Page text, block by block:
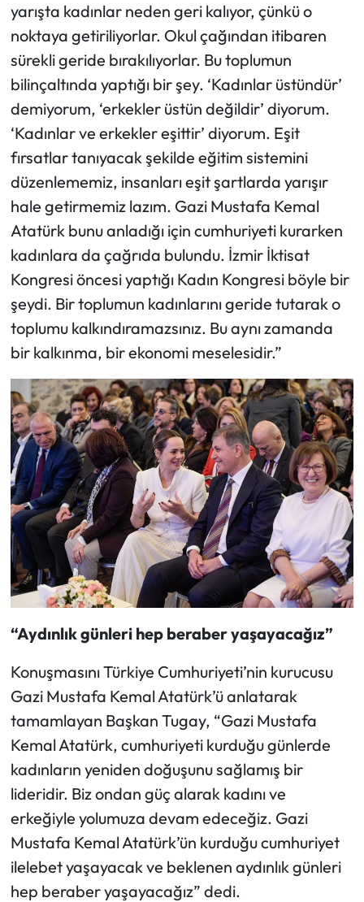
yarışta kadınlar neden geri kalıyor, çünkü o
noktaya getiriliyorlar. Okul çağından itibaren
sürekli geride bırakılıyorlar. Bu toplumun
bilinçaltında yaptığı bir şey. ‘Kadınlar üstündür’
demiyorum, ‘erkekler üstün değildir’ diyorum.
‘Kadınlar ve erkekler eşittir’ diyorum. Eşit
fırsatlar tanıyacak şekilde eğitim sistemini
düzenlememiz, insanları eşit şartlarda yarışır
hale getirmemiz lazım. Gazi Mustafa Kemal
Atatürk bunu anladığı için cumhuriyeti kurarken
kadınlara da çağrıda bulundu. İzmir İktisat
Kongresi öncesi yaptığı Kadın Kongresi böyle bir
şeydi. Bir toplumun kadınlarını geride tutarak o
toplumu kalkındıramazsınız. Bu aynı zamanda
bir kalkınma, bir ekonomi meselesidir.”
“Aydınlık günleri hep beraber yaşayacağız”
Konuşmasını Türkiye Cumhuriyeti’nin kurucusu
Gazi Mustafa Kemal Atatürk’ü anlatarak
tamamlayan Başkan Tugay, “Gazi Mustafa
Kemal Atatürk, cumhuriyeti kurduğu günlerde
kadınların yeniden doğuşunu sağlamış bir
lideridir. Biz ondan güç alarak kadını ve
erkeğiyle yolumuza devam edeceğiz. Gazi
Mustafa Kemal Atatürk’ün kurduğu cumhuriyet
ilelebet yaşayacak ve beklenen aydınlık günleri
hep beraber yaşayacağız” dedi.